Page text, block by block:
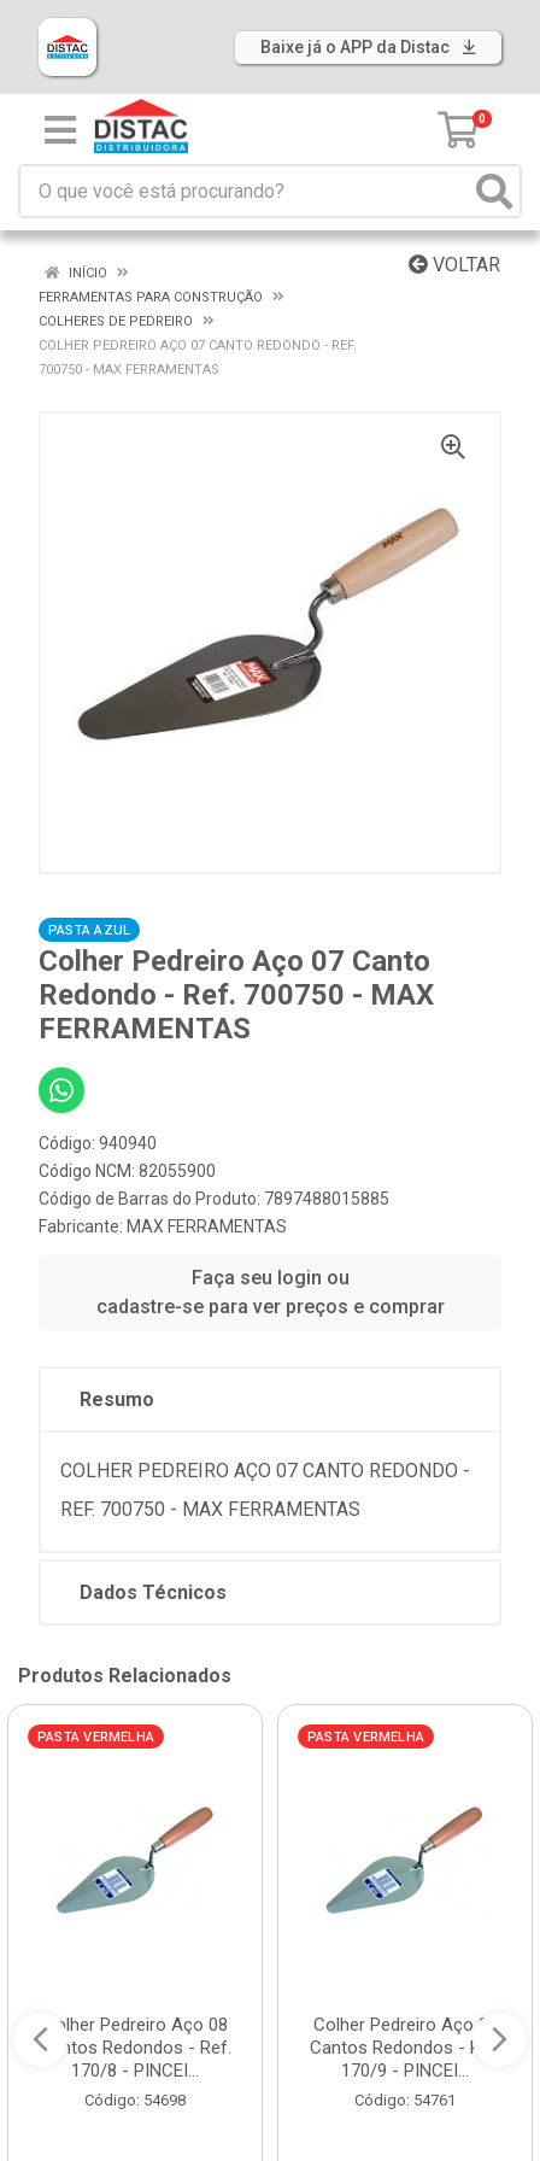
Baixe já o APP da Distac
0
VOLTAR
INÍCIO
FERRAMENTAS PARA CONSTRUÇÃO
COLHERES DE PEDREIRO
COLHER PEDREIRO AÇO 07 CANTO REDONDO - REF.
700750 - MAX FERRAMENTAS
PASTA AZUL
Colher Pedreiro Aço 07 Canto
Redondo - Ref. 700750 - MAX
FERRAMENTAS
Código: 940940
Código NCM: 82055900
Código de Barras do Produto: 7897488015885
Fabricante: MAX FERRAMENTAS
Faça seu login ou
cadastre-se para ver preços e comprar
Resumo
COLHER PEDREIRO AÇO 07 CANTO REDONDO -
REF. 700750 - MAX FERRAMENTAS
Dados Técnicos
Produtos Relacionados
PASTA VERMELHA
Colher Pedreiro Aço 08
Cantos Redondos - Ref.
170/8 - PINCEI...
Código: 54698
PASTA VERMELHA
Colher Pedreiro Aço 09
Cantos Redondos - Ref.
170/9 - PINCEI...
Código: 54761